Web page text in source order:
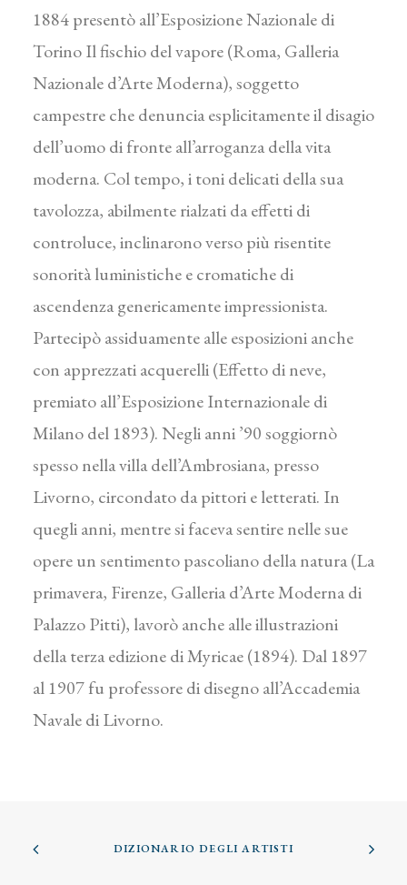
1884 presentò all’Esposizione Nazionale di
Torino Il fischio del vapore (Roma, Galleria
Nazionale d’Arte Moderna), soggetto
campestre che denuncia esplicitamente il disagio
dell’uomo di fronte all’arroganza della vita
moderna. Col tempo, i toni delicati della sua
tavolozza, abilmente rialzati da effetti di
controluce, inclinarono verso più risentite
sonorità luministiche e cromatiche di
ascendenza genericamente impressionista.
Partecipò assiduamente alle esposizioni anche
con apprezzati acquerelli (Effetto di neve,
premiato all’Esposizione Internazionale di
Milano del 1893). Negli anni ’90 soggiornò
spesso nella villa dell’Ambrosiana, presso
Livorno, circondato da pittori e letterati. In
quegli anni, mentre si faceva sentire nelle sue
opere un sentimento pascoliano della natura (La
primavera, Firenze, Galleria d’Arte Moderna di
Palazzo Pitti), lavorò anche alle illustrazioni
della terza edizione di Myricae (1894). Dal 1897
al 1907 fu professore di disegno all’Accademia
Navale di Livorno.
DIZIONARIO DEGLI ARTISTI